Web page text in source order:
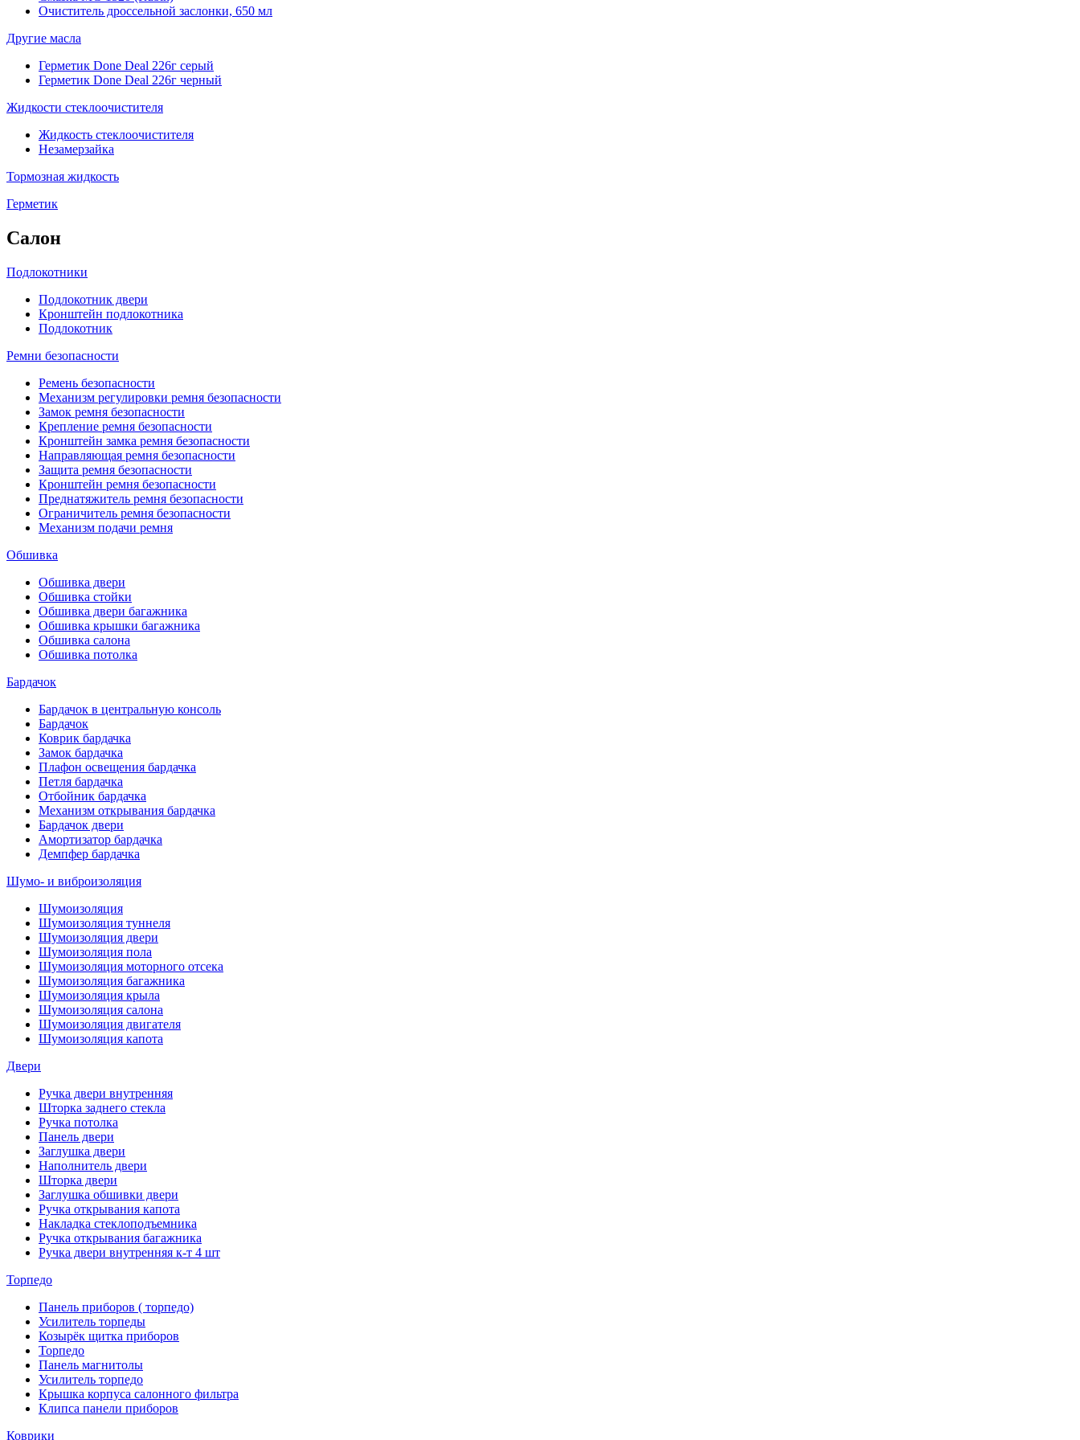
Очиститель дроссельной заслонки, 650 мл
Другие масла
Герметик Done Deal 226г серый
Герметик Done Deal 226г черный
Жидкости стеклоочистителя
Жидкость стеклоочистителя
Незамерзайка
Тормозная жидкость
Герметик
Салон
Подлокотники
Подлокотник двери
Кронштейн подлокотника
Подлокотник
Ремни безопасности
Ремень безопасности
Механизм регулировки ремня безопасности
Замок ремня безопасности
Крепление ремня безопасности
Кронштейн замка ремня безопасности
Направляющая ремня безопасности
Защита ремня безопасности
Кронштейн ремня безопасности
Преднатяжитель ремня безопасности
Ограничитель ремня безопасности
Механизм подачи ремня
Обшивка
Обшивка двери
Обшивка стойки
Обшивка двери багажника
Обшивка крышки багажника
Обшивка салона
Обшивка потолка
Бардачок
Бардачок в центральную консоль
Бардачок
Коврик бардачка
Замок бардачка
Плафон освещения бардачка
Петля бардачка
Отбойник бардачка
Механизм открывания бардачка
Бардачок двери
Амортизатор бардачка
Демпфер бардачка
Шумо- и виброизоляция
Шумоизоляция
Шумоизоляция туннеля
Шумоизоляция двери
Шумоизоляция пола
Шумоизоляция моторного отсека
Шумоизоляция багажника
Шумоизоляция крыла
Шумоизоляция салона
Шумоизоляция двигателя
Шумоизоляция капота
Двери
Ручка двери внутренняя
Шторка заднего стекла
Ручка потолка
Панель двери
Заглушка двери
Наполнитель двери
Шторка двери
Заглушка обшивки двери
Ручка открывания капота
Накладка стеклоподъемника
Ручка открывания багажника
Ручка двери внутренняя к-т 4 шт
Торпедо
Панель приборов ( торпедо)
Усилитель торпеды
Козырёк щитка приборов
Торпедо
Панель магнитолы
Усилитель торпедо
Крышка корпуса салонного фильтра
Клипса панели приборов
Коврики